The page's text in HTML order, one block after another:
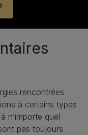
rencontrées
à certains types
n’importe quel
pas toujours